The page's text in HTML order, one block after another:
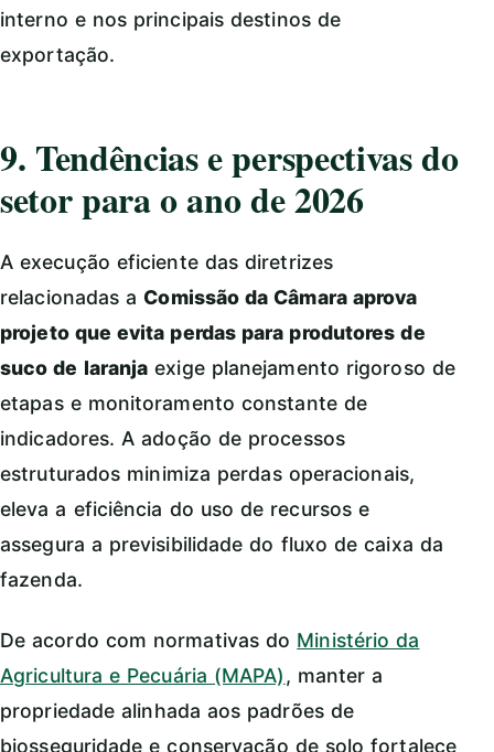
interno e nos principais destinos de
exportação.
9. Tendências e perspectivas do
setor para o ano de 2026
A execução eficiente das diretrizes
relacionadas aComissão da Câmara aprova
projeto que evita perdas para produtores de
suco de laranja exige planejamento rigoroso de
etapas e monitoramento constante de
indicadores. A adoção de processos
estruturados minimiza perdas operacionais,
eleva a eficiência do uso de recursos e
assegura a previsibilidade do fluxo de caixa da
fazenda.
De acordo com normativas do Ministério da
Agricultura e Pecuária (MAPA), manter a
propriedade alinhada aos padrões de
biosseguridade e conservação de solo fortalece